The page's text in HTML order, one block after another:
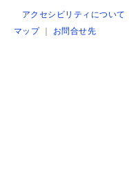
アクセシビリティについて
マップ｜ お問合せ先